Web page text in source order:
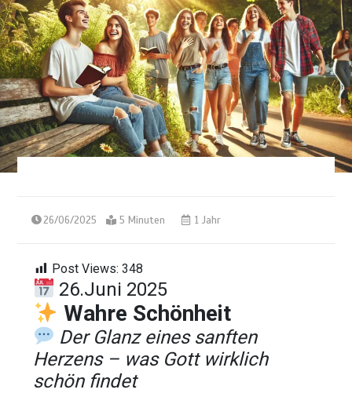
26/06/2025 5 Minuten 1 Jahr
Post Views: 348
26.Juni 2025
Wahre Schönheit
Der Glanz eines sanften
Herzens – was Gott wirklich
schön findet